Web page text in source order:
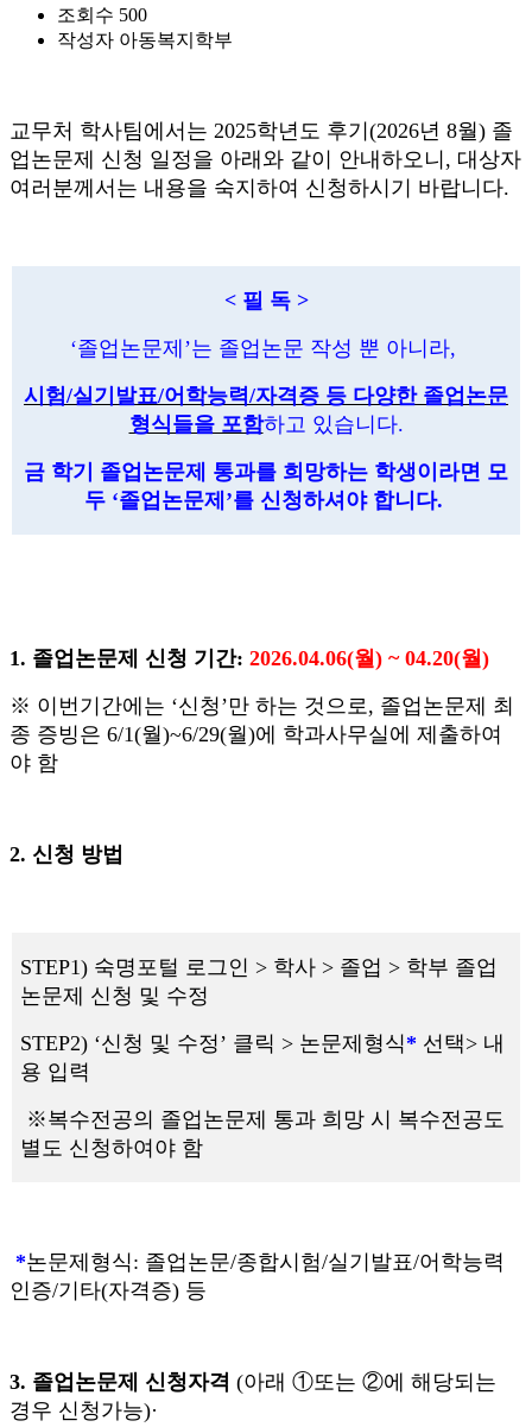
조회수 500
작성자 아동복지학부
교무처 학사팀에서는 2025학년도 후기(2026년 8월) 졸
업논문제 신청 일정을 아래와 같이 안내하오니, 대상자
여러분께서는 내용을 숙지하여 신청하시기 바랍니다.
< 필 독 >
‘졸업논문제’는 졸업논문 작성 뿐 아니라,
시험/실기발표/어학능력/자격증 등 다양한 졸업논문
형식들을 포함하고 있습니다.
금 학기 졸업논문제 통과를 희망하는 학생이라면 모
두 ‘졸업논문제’를 신청하셔야 합니다.
1. 졸업논문제 신청 기간: 2026.04.06(월) ~ 04.20(월)
※ 이번기간에는 ‘신청’만 하는 것으로, 졸업논문제 최
종 증빙은 6/1(월)~6/29(월)에 학과사무실에 제출하여
야 함
2. 신청 방법
STEP1) 숙명포털 로그인 > 학사 > 졸업 > 학부 졸업
논문제 신청 및 수정
STEP2) ‘신청 및 수정’ 클릭 > 논문제형식* 선택> 내
용 입력
※복수전공의 졸업논문제 통과 희망 시 복수전공도
별도 신청하여야 함
*논문제형식: 졸업논문/종합시험/실기발표/어학능력
인증/기타(자격증) 등
3. 졸업논문제 신청자격 (아래 ①또는 ②에 해당되는
경우 신청가능)·